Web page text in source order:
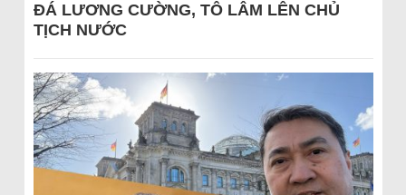
ĐÁ LƯƠNG CƯỜNG, TÔ LÂM LÊN CHỦ
TỊCH NƯỚC